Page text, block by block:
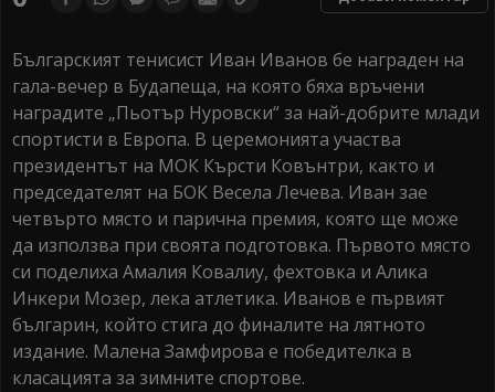
Българският тенисист Иван Иванов бе награден на
гала-вечер в Будапеща, на която бяха връчени
наградите „Пьотър Нуровски“ за най-добрите млади
спортисти в Европа. В церемонията участва
президентът на МОК Кърсти Ковънтри, както и
председателят на БОК Весела Лечева. Иван зае
четвърто място и парична премия, която ще може
да използва при своята подготовка. Първото място
си поделиха Амалия Ковалиу, фехтовка и Алика
Инкери Мозер, лека атлетика. Иванов е първият
българин, който стига до финалите на лятното
издание. Малена Замфирова е победителка в
класацията за зимните спортове.